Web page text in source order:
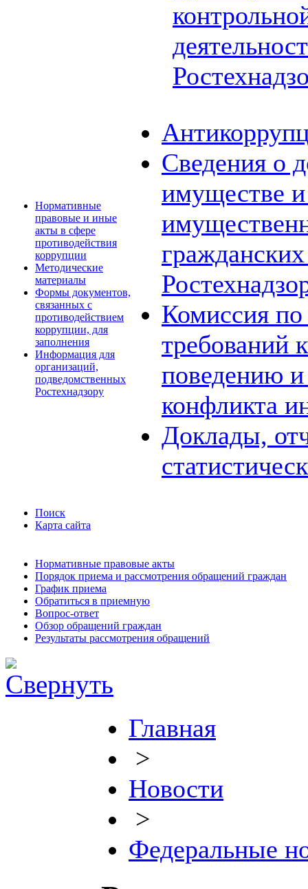
Нормативные
правовые и иные
акты в сфере
противодействия
коррупции
Методические
материалы
Формы документов,
связанных с
противодействием
коррупции, для
заполнения
Информация для
организаций,
подведомственных
Ростехнадзору
Сведения о
имуществе и
Комиссия
требований
поведению
конфликта
Доклады,
Поиск
Карта сайта
Нормативные правовые акты
Порядок приема и рассмотрения обращений граждан
График приема
Обратиться в приемную
Вопрос-ответ
Обзор обращений граждан
Результаты рассмотрения обращений
Главная
>
Новости
>
Федеральные